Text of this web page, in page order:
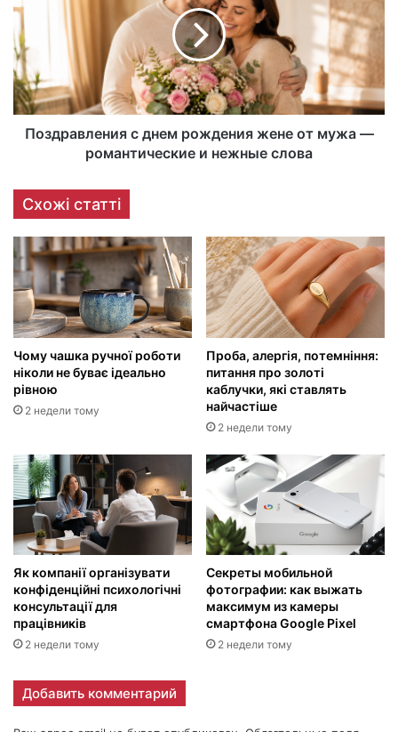
Поздравления с днем рождения жене от мужа —
романтические и нежные слова
Схожі статті
Чому чашка ручної роботи
ніколи не буває ідеально
рівною
2 недели тому
Проба, алергія, потемніння:
питання про золоті
каблучки, які ставлять
найчастіше
2 недели тому
Як компанії організувати
конфіденційні психологічні
консультації для
працівників
2 недели тому
Секреты мобильной
фотографии: как выжать
максимум из камеры
смартфона Google Pixel
2 недели тому
Добавить комментарий